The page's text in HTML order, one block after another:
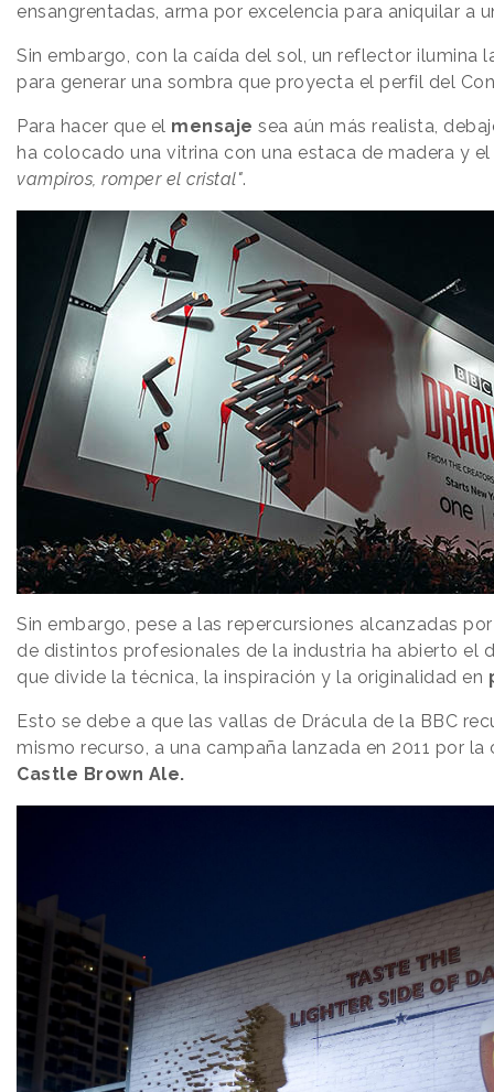
ensangrentadas, arma por excelencia para aniquilar a
Sin embargo, con la caída del sol, un reflector ilumina
para generar una sombra que proyecta el perfil del
Para hacer que el mensaje sea aún más realista,
ha colocado una vitrina con una estaca de madera y
vampiros, romper el cristal".
Sin embargo, pese a las repercursiones alcanzadas
de distintos profesionales de la industria ha abierto el
que divide la técnica, la inspiración y la originalidad en
Esto se debe a que las vallas de Drácula de la BBC
mismo recurso, a una campaña lanzada en 2011 por
Castle Brown Ale.